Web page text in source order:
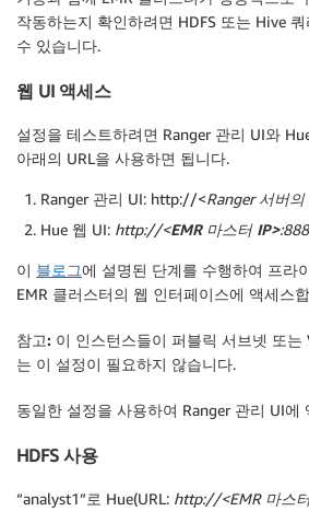
작동하는지 확인하려면 HDFS 또는 Hive
수 있습니다.
웹 UI 액세스
설정을 테스트하려면 Ranger 관리 UI와
아래의 URL을 사용하면 됩니다.
Ranger 관리 UI: http://<Ranger 서버의
Hue 웹 UI: http://<EMR 마스터 IP>
이 블로그에 설명된 단계를 수행하여 프라
EMR 클러스터의 웹 인터페이스에 액세스
참고: 이 인스턴스들이 퍼블릭 서브넷 또는
는 이 설정이 필요하지 않습니다.
동일한 설정을 사용하여 Ranger 관리 UI에
HDFS 사용
“analyst1”로 Hue(URL: http://<EMR 마스